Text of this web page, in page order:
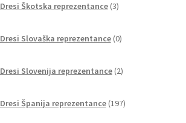
Dresi Škotska reprezentance 3izdelki
Dresi Slovaška reprezentance 0izdelkov
Dresi Slovenija reprezentance 2izdelka
Dresi Španija reprezentance 197izdelkov